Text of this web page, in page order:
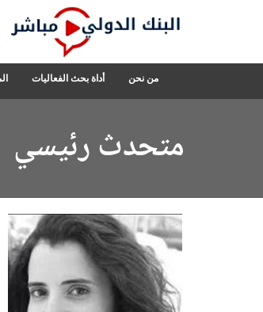
Navigation
البنك
الدولي
مباشر
من نحن أداة بحث الفعاليات
متحدث رئيسي